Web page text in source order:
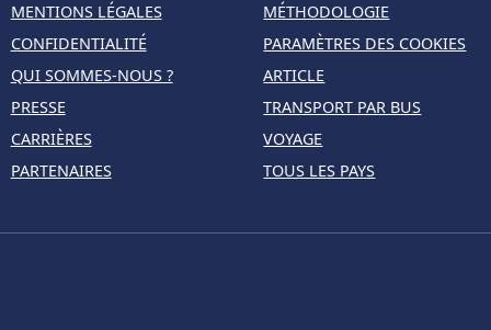
MENTIONS LÉGALES
CONFIDENTIALITÉ
QUI SOMMES-NOUS ?
PRESSE
CARRIÈRES
PARTENAIRES
MÉTHODOLOGIE
PARAMÈTRES DES COOKIES
ARTICLE
TRANSPORT PAR BUS
VOYAGE
TOUS LES PAYS